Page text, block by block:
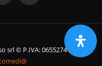
srl © P.IVA: 06552741214